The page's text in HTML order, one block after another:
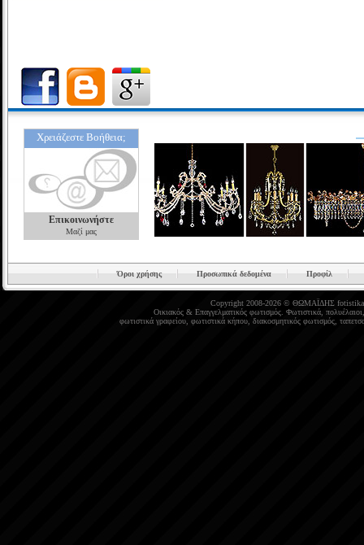
Χρειάζεστε Βοήθεια;
Επικοινωνήστε
Μαζί μας
Όροι χρήσης Προσωπικά δεδομένα Προφίλ
Copyright 2008-2026 © ΘΩΜΑΪΔΗΣ
Οικιακός& Επαγγελματικός φωτισμός. Φωτιστικά, πολυέλαιοι
φωτιστικά γραφείου, φωτιστικά κήπου, διακοσμητικός φωτισμός,